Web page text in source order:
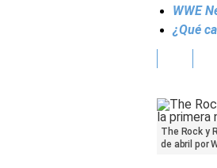
WWE
¿Qué
The Rock y
de abril por